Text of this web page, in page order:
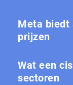
Meta biedt
prijzen
Wat een
sectoren